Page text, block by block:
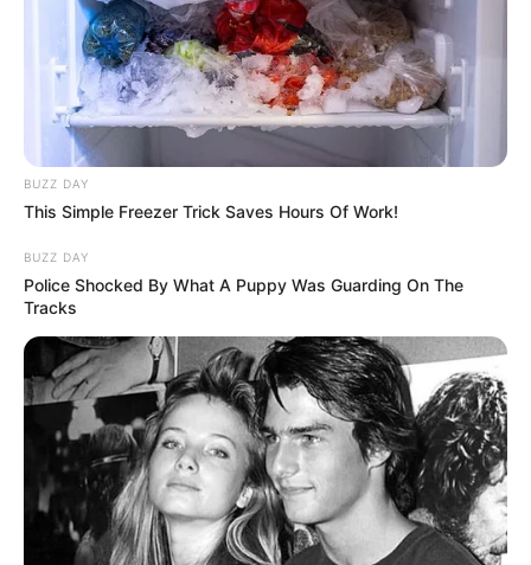
BUZZ DAY
This Simple Freezer Trick Saves Hours Of Work!
BUZZ DAY
Police Shocked By What A Puppy Was Guarding On The
Tracks